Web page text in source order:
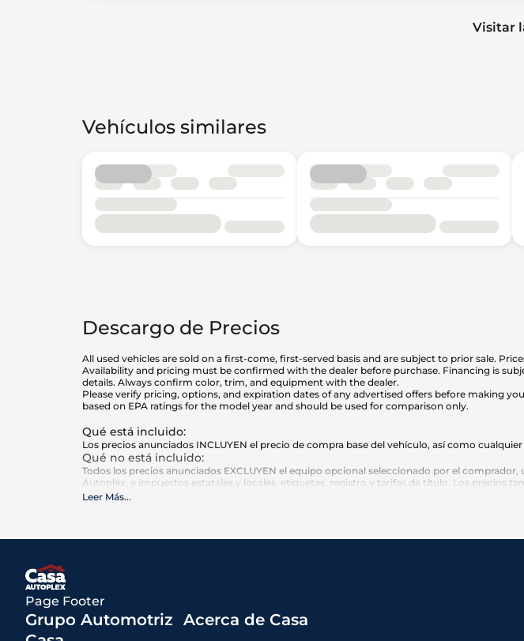
Visitar
Vehículos similares
Descargo de Precios
All used vehicles are sold on a first-come, first-served basis and are subject to prior sale.
Availability and pricing must be confirmed with the dealer before purchase. Financing is
details. Always confirm color, trim, and equipment with the dealer.
Please verify pricing, options, and expiration dates of any advertised offers before making
based on EPA ratings for the model year and should be used for comparison only.
Qué está incluido:
Los precios anunciados INCLUYEN el precio de compra base del vehículo, así como
Qué no está incluido:
Todos los precios anunciados EXCLUYEN el equipo opcional seleccionado por el
Autoplex, e impuestos estatales y locales, etiquetas, registro y tarifas de título. Los precios
Leer Más...
Page Footer
Grupo Automotriz Acerca de Casa